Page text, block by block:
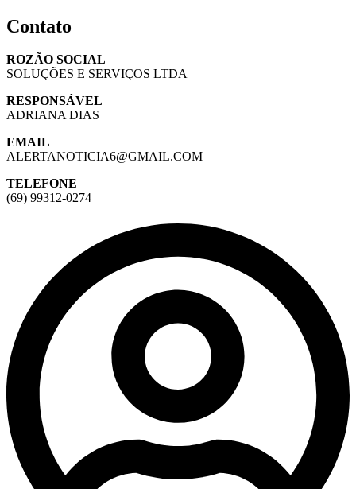
Contato
ROZÃO SOCIAL
SOLUÇÕES E SERVIÇOS LTDA
RESPONSÁVEL
ADRIANA DIAS
EMAIL
ALERTANOTICIA6@GMAIL.COM
TELEFONE
(69) 99312-0274